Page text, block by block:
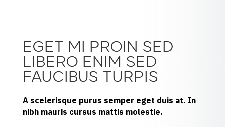
EGET MI PROIN SED
LIBERO ENIM SED
FAUCIBUS TURPIS
A scelerisque purus semper eget duis at. In
nibh mauris cursus mattis molestie.